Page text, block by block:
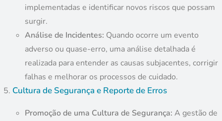
implementadas e identificar novos riscos que possam
surgir.
Análise de Incidentes: Quando ocorre um evento
adverso ou quase-erro, uma análise detalhada é
realizada para entender as causas subjacentes, corrigir
falhas e melhorar os processos de cuidado.
Cultura de Segurança e Reporte de Erros
Promoção de uma Cultura de Segurança: A gestão de